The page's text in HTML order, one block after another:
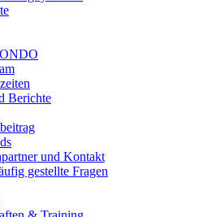
Berichte
und Kontakt
gestellte Fragen